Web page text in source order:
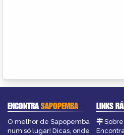
ENCONTRASAPOPEMBA
O melhor de Sapopemba
num só lugar! Dicas, onde
LINKS
Sobre